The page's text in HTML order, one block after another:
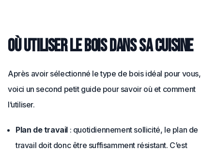
Où utiliser le bois dans sa cuisine
Après avoir sélectionné le type de bois idéal pour vous,
voici un second petit guide pour savoir où et comment
l’utiliser.
Plan de travail : quotidiennement sollicité, le plan de
travail doit donc être suffisamment résistant. C’est